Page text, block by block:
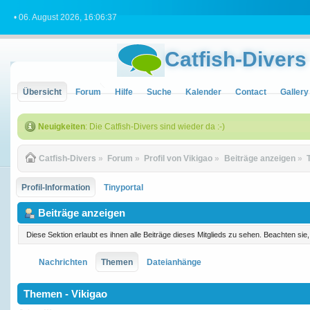
• 06. August 2026, 16:06:37
Catfish-Divers
Übersicht Forum Hilfe Suche Kalender Contact Gallery
Neuigkeiten: Die Catfish-Divers sind wieder da :-)
Catfish-Divers » Forum » Profil von Vikigao » Beiträge anzeigen»
Profil-Information Tinyportal
Beiträge anzeigen
Diese Sektion erlaubt es ihnen alle Beiträge dieses Mitglieds zu sehen. Beachten
Nachrichten Themen Dateianhänge
Themen - Vikigao